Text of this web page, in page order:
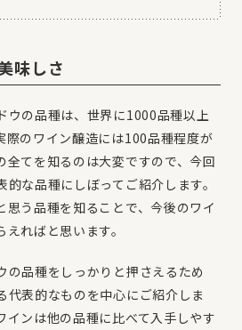
味しさ
ウの品種は、世界に1000品種以上
際のワイン醸造には100品種程度が
全てを知るのは大変ですので、今回
な品種にしぼってご紹介します。
思う品種を知ることで、今後のワイ
ればと思います。
の品種をしっかりと押さえるため
代表的なものを中心にご紹介しま
インは他の品種に比べて入手しやす